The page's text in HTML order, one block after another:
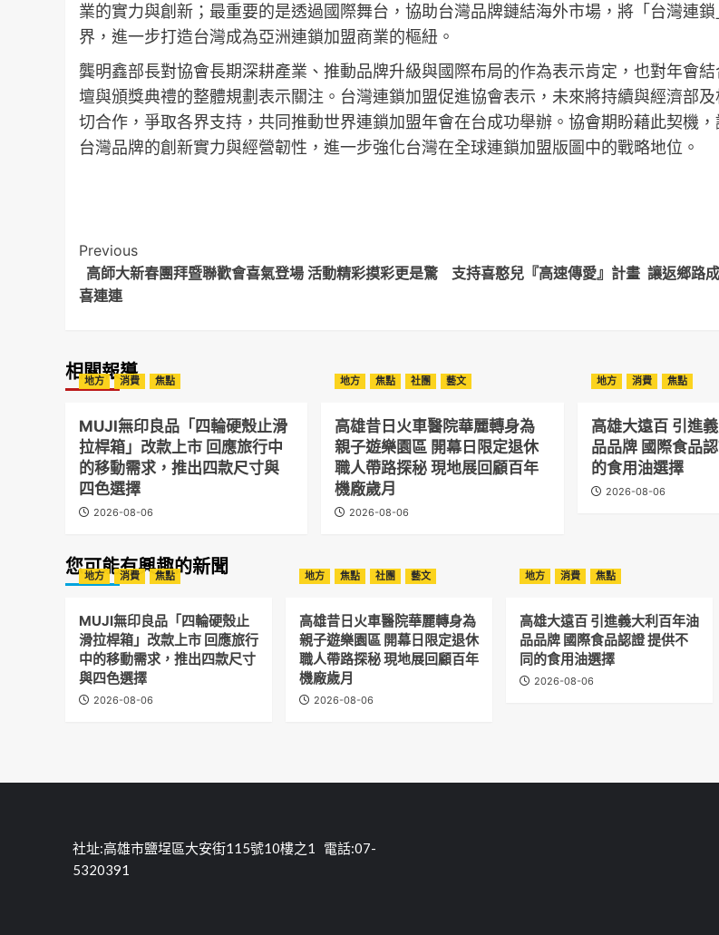
業的實力與創新；最重要的是透過國際舞台，協助台灣品牌鏈結海外市場，將「台灣連
界，進一步打造台灣成為亞洲連鎖加盟商業的樞紐。
龔明鑫部長對協會長期深耕產業、推動品牌升級與國際布局的作為表示肯定，也對年會
壇與頒獎典禮的整體規劃表示關注。台灣連鎖加盟促進協會表示，未來將持續與經濟部
切合作，爭取各界支持，共同推動世界連鎖加盟年會在台成功舉辦。協會期盼藉此契機
台灣品牌的創新實力與經營韌性，進一步強化台灣在全球連鎖加盟版圖中的戰略地位。
Post
Navigation
Previous
高師大新春團拜暨聯歡會喜氣登場 活動精彩摸彩更是驚
喜連連
支持喜憨兒『高速傳愛』計畫 讓返鄉路
相關報導
地方 消費 焦點
MUJI無印良品「四輪硬殼止滑
拉桿箱」改款上市 回應旅行中
的移動需求，推出四款尺寸與
四色選擇
2026-08-06
地方 焦點 社團 藝文
高雄昔日火車醫院華麗轉身為
親子遊樂園區 開幕日限定退休
職人帶路探秘 現地展回顧百年
機廠歲月
2026-08-06
地方 消費 焦點
高雄大遠百 引進
品品牌 國際食品
的食用油選擇
2026-08-06
您可能有興趣的新聞
地方 消費 焦點
MUJI無印良品「四輪硬殼止
滑拉桿箱」改款上市 回應旅行
中的移動需求，推出四款尺寸
與四色選擇
2026-08-06
地方 焦點 社團 藝文
高雄昔日火車醫院華麗轉身為
親子遊樂園區 開幕日限定退休
職人帶路探秘 現地展回顧百年
機廠歲月
2026-08-06
地方 消費 焦點
高雄大遠百 引進義大利百年油
品品牌 國際食品認證 提供不
同的食用油選擇
2026-08-06
社址:高雄市鹽埕區大安街115號10樓之1 電話:07-
5320391